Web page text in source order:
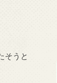
そうと